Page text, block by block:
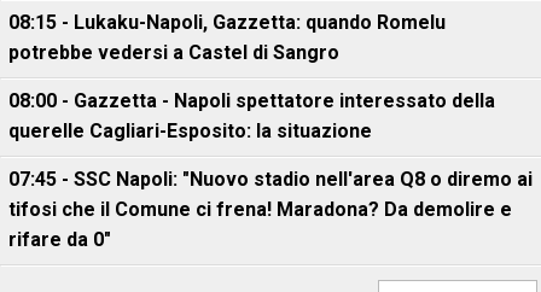
08:15 - Lukaku-Napoli, Gazzetta: quando Romelu
potrebbe vedersi a Castel di Sangro
08:00 - Gazzetta - Napoli spettatore interessato della
querelle Cagliari-Esposito: la situazione
07:45 - SSC Napoli: "Nuovo stadio nell'area Q8 o diremo ai
tifosi che il Comune ci frena! Maradona? Da demolire e
rifare da 0"